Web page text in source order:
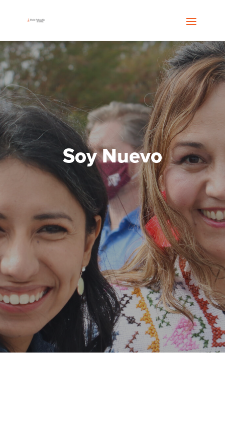
Soy Nuevo